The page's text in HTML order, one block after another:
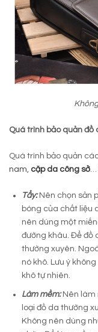
Quá trình bảo quản đồ
Quá trình bảo quản
nam cặp da công sở
Tẩy:Nên chọn sản
bóng của chất liệu
nên dùng một
đường khâu. Để đồ
thường xuyên.
nó khô. Lưu ý
khô tự nhiên.
Làm mềm:Nên làm
loại đồ da thường
Không nên dùng